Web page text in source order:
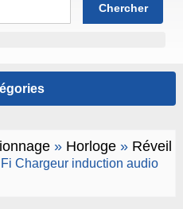
» Horloge» Réveil
Chargeur induction audio